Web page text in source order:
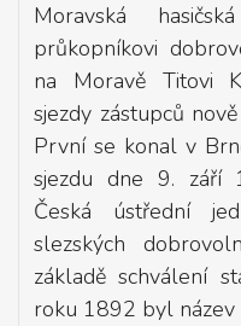
Moravská
průkopníkovi
na Moravě Titovi
sjezdy zástupců
První se konal v
sjezdu dne 9. září
Česká ústřední
slezských
základě schválení
roku 1892 byl název